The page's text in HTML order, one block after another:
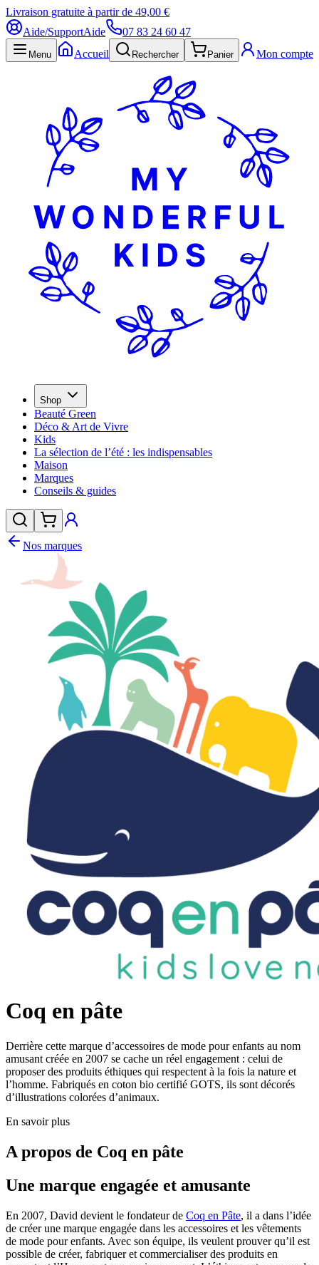
Livraison gratuite à partir de 49,00 €
Aide/SupportAide 07 83 24 60 47
Menu Accueil Rechercher Panier Mon compte
Shop
Beauté Green
Déco & Art de Vivre
Kids
La sélection de l’été : les indispensables
Maison
Marques
Conseils & guides
Nos marques
Coq en pâte
Derrière cette marque d’accessoires de mode pour enfants au nom
amusant créée en 2007 se cache un réel engagement : celui de
proposer des produits éthiques qui respectent à la fois la nature et
l’homme. Fabriqués en coton bio certifié GOTS, ils sont décorés
d’illustrations colorées d’animaux.
En savoir plus
A propos de Coq en pâte
Une marque engagée et amusante
En 2007, David devient le fondateur de Coq en Pâte, il a dans l’idée
de créer une marque engagée dans les accessoires et les vêtements
de mode pour enfants. Avec son équipe, ils veulent prouver qu’il est
possible de créer, fabriquer et commercialiser des produits en